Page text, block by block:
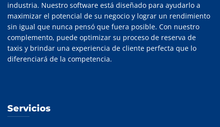
industria. Nuestro software está diseñado para ayudarlo a
maximizar el potencial de su negocio y lograr un rendimiento
sin igual que nunca pensó que fuera posible. Con nuestro
complemento, puede optimizar su proceso de reserva de
taxis y brindar una experiencia de cliente perfecta que lo
diferenciará de la competencia.
Servicios